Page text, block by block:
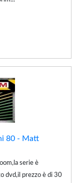
80 - Matt
serie è
dvd,il prezzo è di 30